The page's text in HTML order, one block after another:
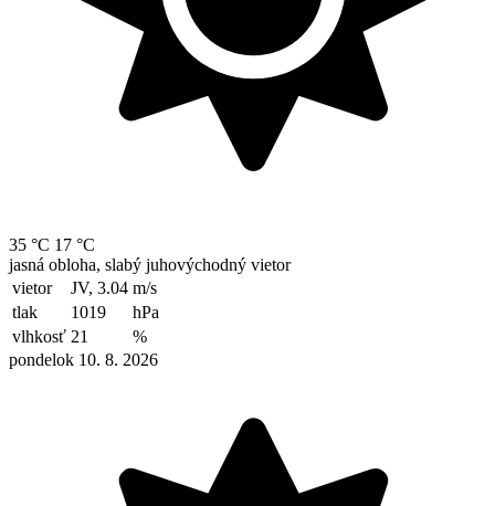
35 °C 17 °C
jasná obloha, slabý juhovýchodný vietor
vietor
JV, 3.04 m/s
tlak
1019
hPa
vlhkosť 21
%
pondelok 10. 8. 2026